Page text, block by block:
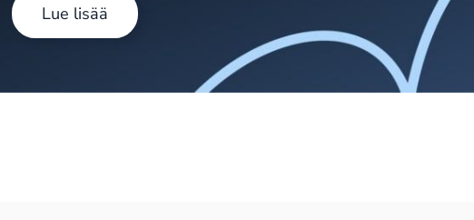
Lue lisää